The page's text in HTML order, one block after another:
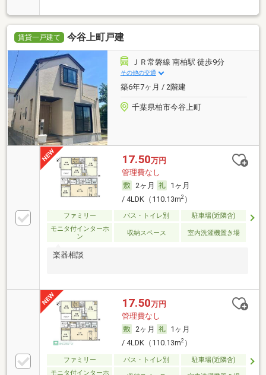
可
賃貸一戸建て 今谷上町戸建
ＪＲ常磐線 南柏駅 徒歩9分
その他の交通
築6年7ヶ月 / 2階建
千葉県柏市今谷上町
17.50万円
管理費なし
2ヶ月
1ヶ月
/ 4LDK（110.13m2）
ファミリー バス・トイレ別
駐車場(近隣含)
モニタ付インターホ
ン
収納スペース 室内洗濯機置き場
楽器相談
17.50万円
管理費なし
2ヶ月
1ヶ月
/ 4LDK（110.13m2）
ファミリー バス・トイレ別
駐車場(近隣含)
モニタ付インターホ